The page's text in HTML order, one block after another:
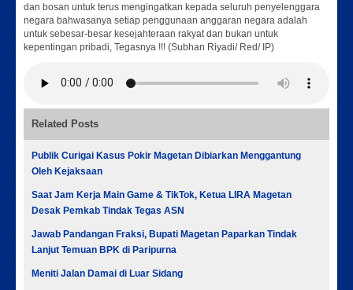
dan bosan untuk terus mengingatkan kepada seluruh penyelenggara
negara bahwasanya setiap penggunaan anggaran negara adalah
untuk sebesar-besar kesejahteraan rakyat dan bukan untuk
kepentingan pribadi, Tegasnya !!! (Subhan Riyadi/ Red/ IP)
Related Posts
Publik Curigai Kasus Pokir Magetan Dibiarkan Menggantung
Oleh Kejaksaan
Saat Jam Kerja Main Game & TikTok, Ketua LIRA Magetan
Desak Pemkab Tindak Tegas ASN
Jawab Pandangan Fraksi, Bupati Magetan Paparkan Tindak
Lanjut Temuan BPK di Paripurna
Meniti Jalan Damai di Luar Sidang